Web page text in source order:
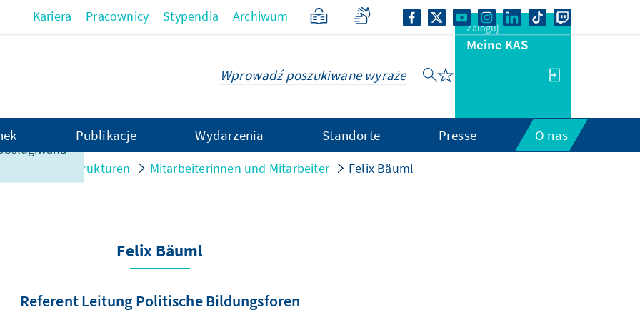
Kariera Pracownicy Stypendia Archiwum
Zaloguj
Meine KAS
Publikacje Wydarzenia Standorte Presse O nas
und Strukturen Mitarbeiterinnen und Mitarbeiter Felix Bäuml
Felix Bäuml
Referent Leitung Politische Bildungsforen